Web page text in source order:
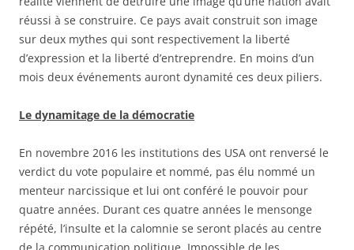
réussi à se construire. Ce pays avait construit son image
sur deux mythes qui sont respectivement la liberté
d’expression et la liberté d’entreprendre. En moins d’un
mois deux événements auront dynamité ces deux piliers.
Le dynamitage de la démocratie
En novembre 2016 les institutions des USA ont renversé le
verdict du vote populaire et nommé, pas élu nommé un
menteur narcissique et lui ont conféré le pouvoir pour
quatre années. Durant ces quatre années le mensonge
répété, l’insulte et la calomnie se seront placés au centre
de la communication politique. Impossible de les